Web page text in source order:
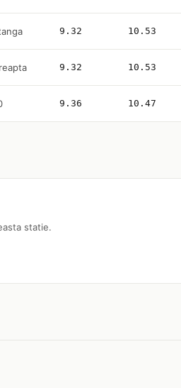
9.32 10.53
9.32 10.53
9.36 10.47
statie.